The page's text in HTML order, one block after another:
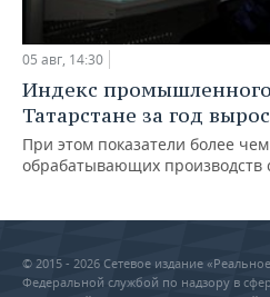
05 авг, 14:30
Индекс
Татарстане за год
При этом показатели более
обрабатывающих производств
© 2015 - 2026 Сетевое издание
Федеральной службой по надзору в